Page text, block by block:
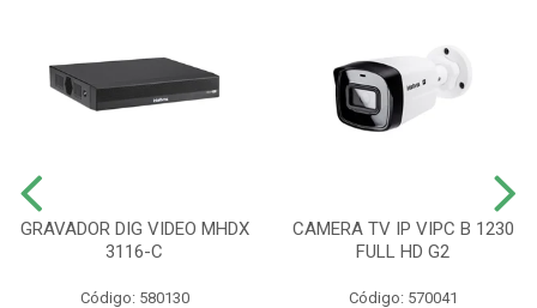
GRAVADOR DIG VIDEO MHDX
3116-C
Código: 580130
CAMERA TV IP VIPC B 1230
FULL HD G2
Código: 570041